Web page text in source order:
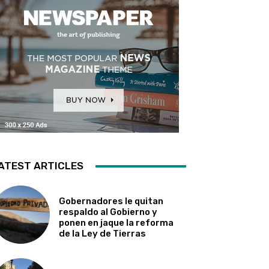
ARTICLES
Gobernadores le quitan
respaldo al Gobierno y
ponen en jaque la reforma
de la Ley de Tierras